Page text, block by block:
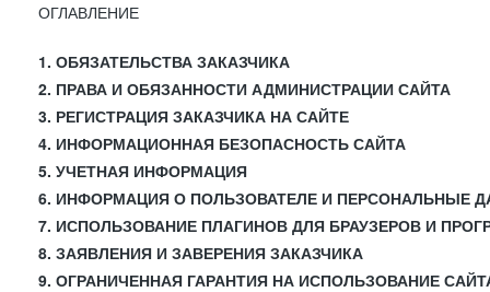
ОГЛАВЛЕНИЕ
1. ОБЯЗАТЕЛЬСТВА ЗАКАЗЧИКА
2. ПРАВА И ОБЯЗАННОСТИ АДМИНИСТРАЦИИ САЙТА
3. РЕГИСТРАЦИЯ ЗАКАЗЧИКА НА САЙТЕ
4. ИНФОРМАЦИОННАЯ БЕЗОПАСНОСТЬ САЙТА
5. УЧЕТНАЯ ИНФОРМАЦИЯ
6. ИНФОРМАЦИЯ О ПОЛЬЗОВАТЕЛЕ И ПЕРСОНАЛЬНЫЕ
7. ИСПОЛЬЗОВАНИЕ ПЛАГИНОВ ДЛЯ БРАУЗЕРОВ И
8. ЗАЯВЛЕНИЯ И ЗАВЕРЕНИЯ ЗАКАЗЧИКА
9. ОГРАНИЧЕННАЯ ГАРАНТИЯ НА ИСПОЛЬЗОВАНИЕ